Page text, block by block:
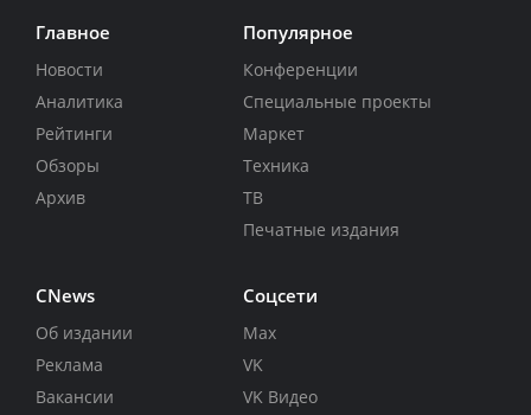
Главное
Новости
Аналитика
Рейтинги
Обзоры
Архив
Популярное
Конференции
Специальные проекты
Маркет
Техника
ТВ
Печатные издания
CNews
Об издании
Реклама
Вакансии
Соцсети
Max
VK
VK Видео